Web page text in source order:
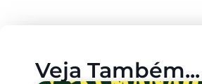
Veja Também...